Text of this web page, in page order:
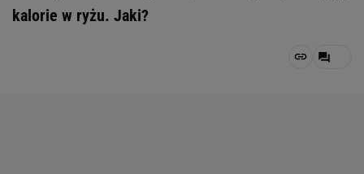
kalorie w ryżu. Jaki?